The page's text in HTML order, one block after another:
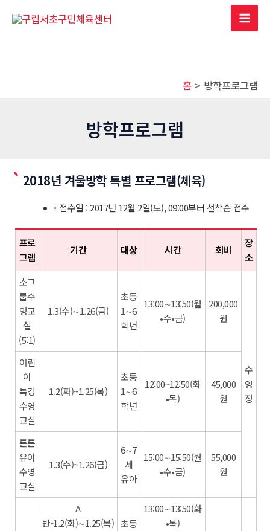
Main
홈 방학프로그램
방학프로그램
2018년 겨울방학 특별 프로그램(체육)
접수일 : 2017년 12월 2일(토), 09:00부터 선착순 접수
프로
그램
기간 대상 시간 회비
장
소
소그
룹수
영교
실
(5:1)
1.3(수)∼1.26(금)
초등
1∼6
학년
13:00∼13:50(월
•수•금)
200,000
원
수
영
장
어린
이
특강
수영
교실
1.2(화)~1.25(목)
초등
1∼6
학년
12:00~12:50(화
•목)
45,000
원
튼튼
유아
수영
교실
1.3(수)~1.26(금)
6∼7
세
유아
15:00∼15:50(월
•수•금)
55,000
원
A
반-1.2(화)∼1.25(목) 초등
13:00∼13:50(화
•목)